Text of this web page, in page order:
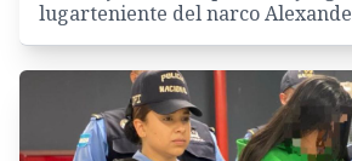
lugarteniente del narco